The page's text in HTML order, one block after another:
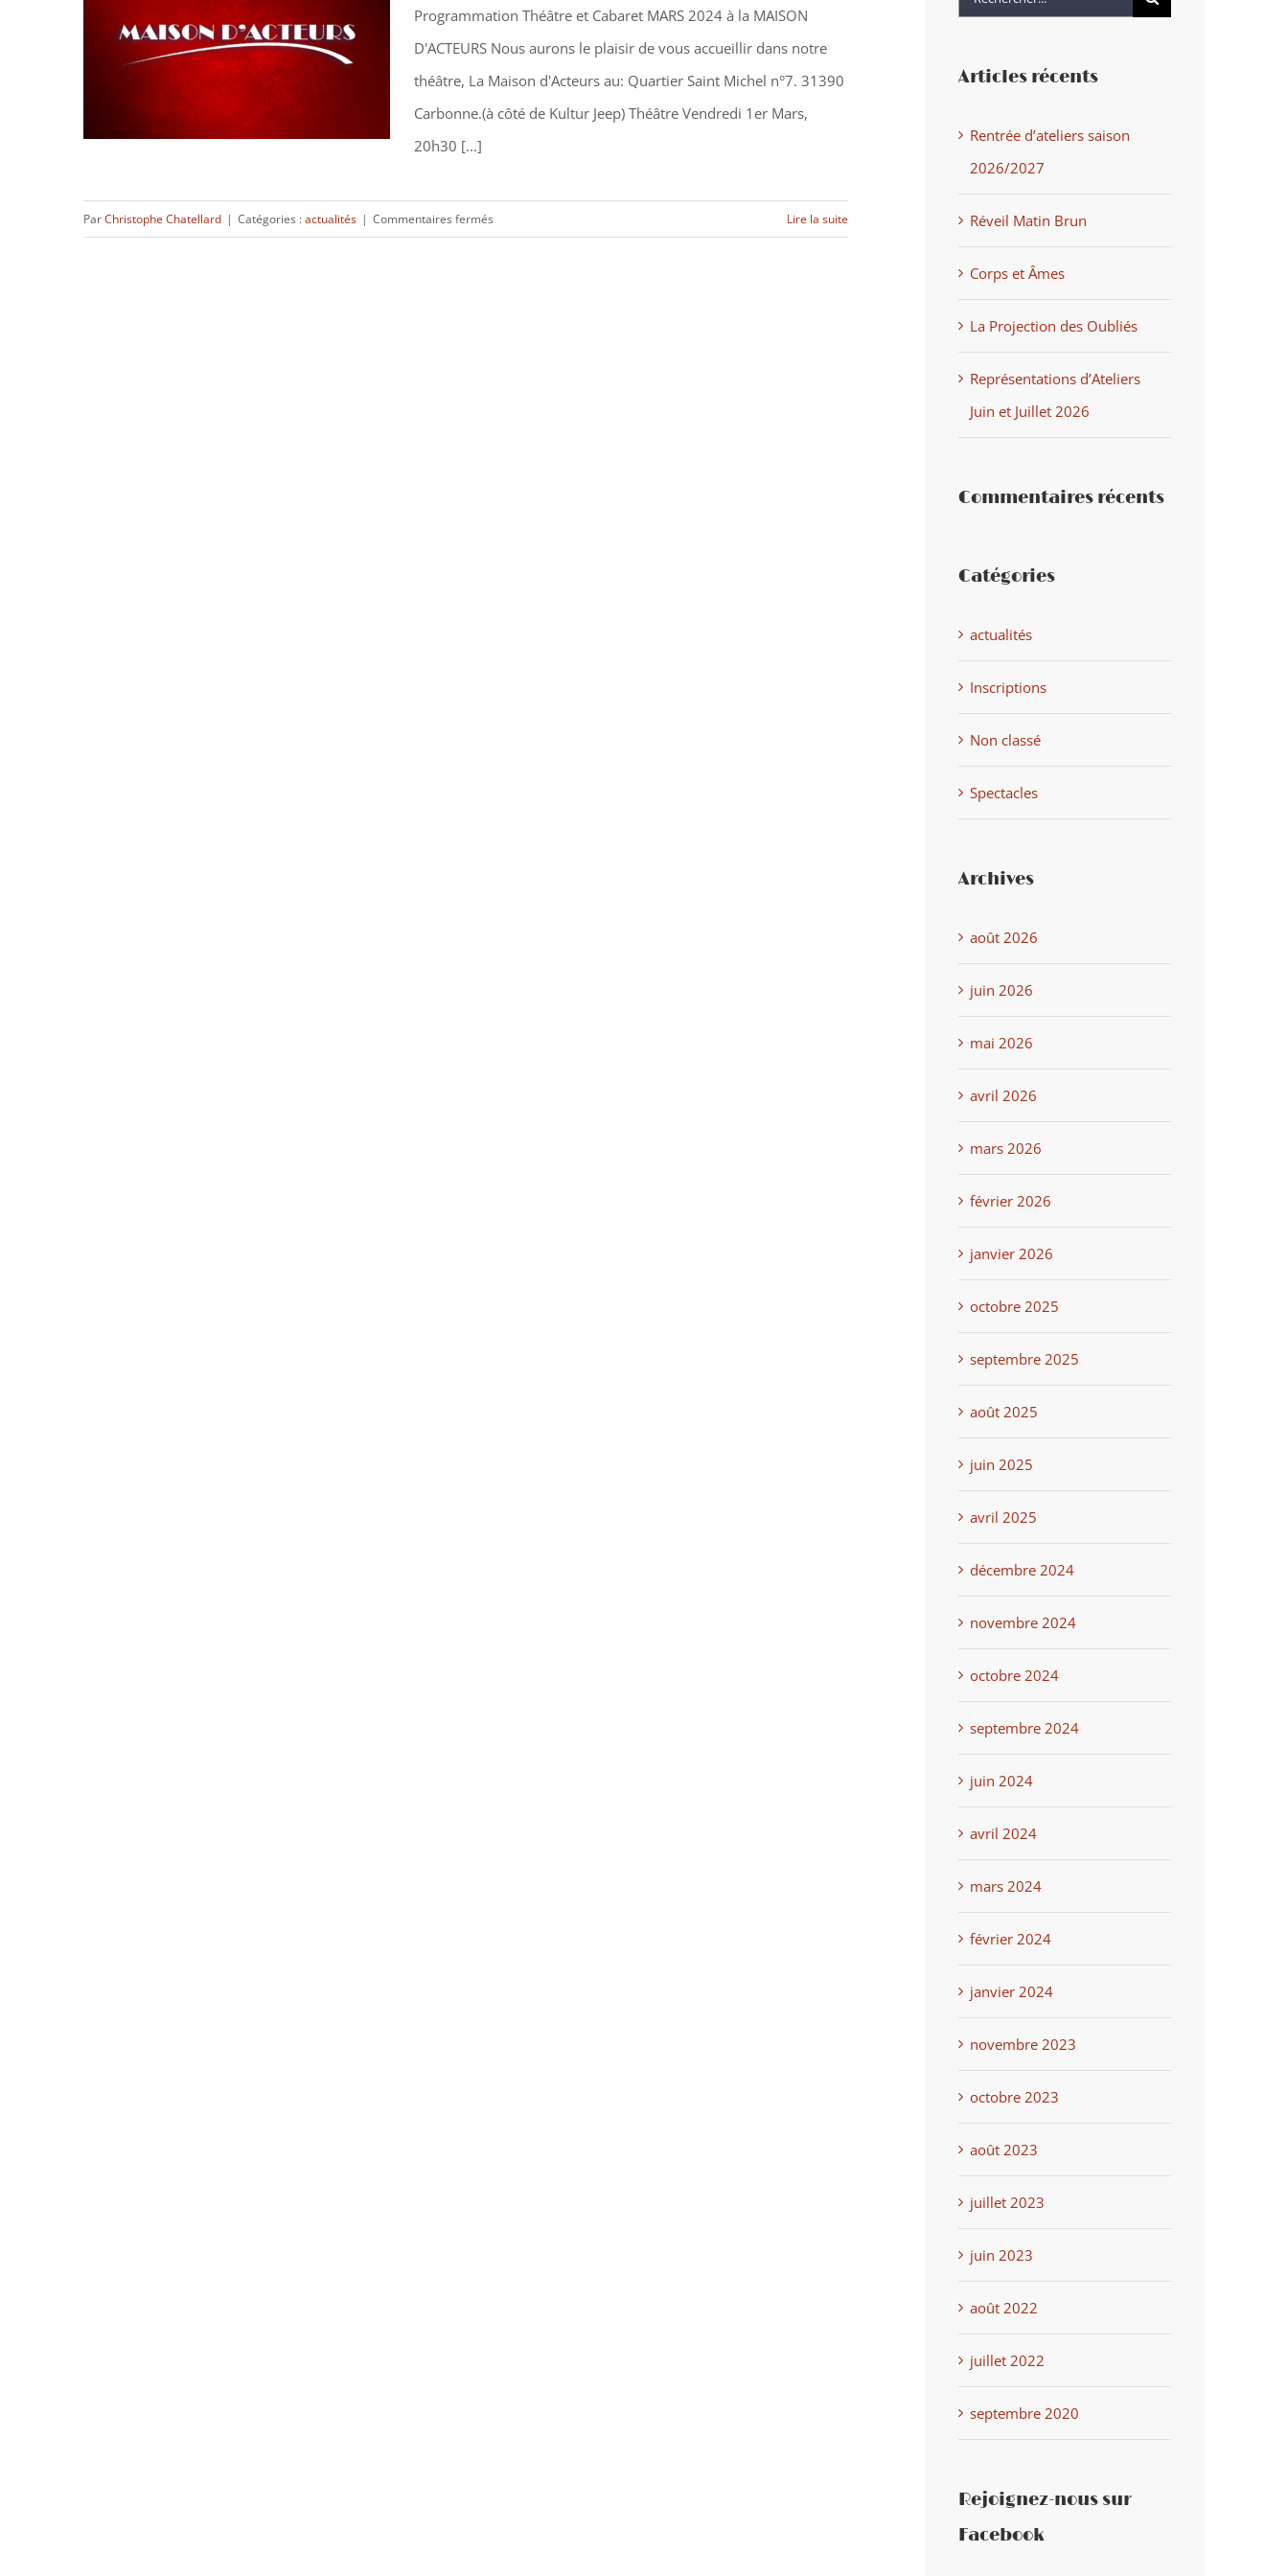
Programmation Mars 2024
Programmation Théâtre et Cabaret MARS 2024 à la MAISON
D'ACTEURS Nous aurons le plaisir de vous accueillir dans notre
théâtre, La Maison d'Acteurs au: Quartier Saint Michel n°7. 31390
Carbonne.(à côté de Kultur Jeep) Théâtre Vendredi 1er Mars,
20h30 [...]
ParChristophe Chatellard | Catégories :actualités | Commentaires fermés Lire la suite
Articles récents
Rentrée d’ateliers saison
2026/2027
Réveil Matin Brun
Corps et Âmes
La Projection des Oubliés
Représentations d’Ateliers
Juin et Juillet 2026
Commentaires récents
Catégories
actualités
Inscriptions
Non classé
Spectacles
Archives
août 2026
juin 2026
mai 2026
avril 2026
mars 2026
février 2026
janvier 2026
octobre 2025
septembre 2025
août 2025
juin 2025
avril 2025
décembre 2024
novembre 2024
octobre 2024
septembre 2024
juin 2024
avril 2024
mars 2024
février 2024
janvier 2024
novembre 2023
octobre 2023
août 2023
juillet 2023
juin 2023
août 2022
juillet 2022
septembre 2020
Rejoignez-nous sur
Facebook